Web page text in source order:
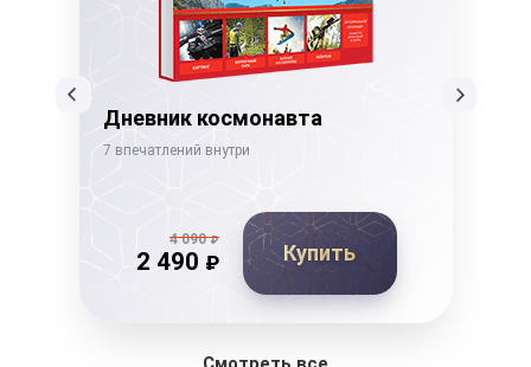
Дневник космонавта
7 впечатлений внутри
4 090₽
2 490 ₽ Купить